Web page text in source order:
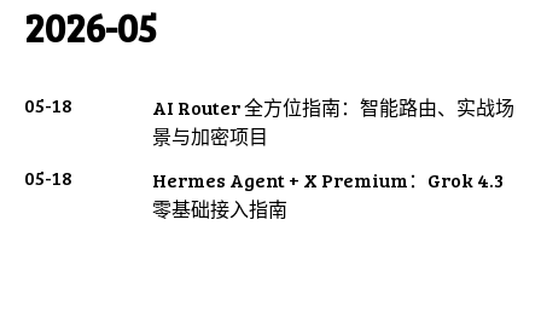
2026-05
05-18
AI Router 全方位指南：智能路由、实战场
景与加密项目
05-18
Hermes Agent + X Premium：Grok 4.3
零基础接入指南